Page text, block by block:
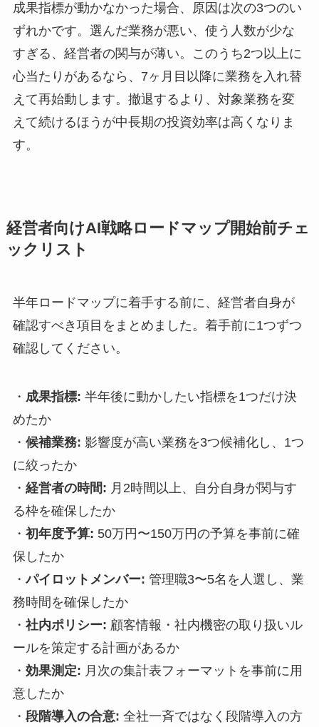
成果指標が動かなかった場合、原因は次の3つのい
ずれかです。選んだ業務が悪い、使う人数が少な
すぎる、経営者の関与が薄い。このうち2つ以上に
心当たりがあるなら、7ヶ月目以降に業務を入れ替
えて再始動します。撤退するより、対象業務を変
えて続けるほうが中長期の投資効率は高くなりま
す。
経営者向けAI戦略ロードマップ開始前チェ
ックリスト
半年ロードマップに着手する前に、経営者自身が
確認すべき項目をまとめました。着手前に1つずつ
確認してください。
・ 成果指標: 半年後に動かしたい指標を1つだけ決
めたか
・ 候補業務: 影響度が高い業務を3つ候補化し、1つ
に絞ったか
・ 経営者の時間: 月2時間以上、自分自身が関与す
る枠を確保したか
・ 初年度予算: 50万円〜150万円の予算を事前に確
保したか
・パイロットメンバー: 管理職3〜5名を人選し、業
務時間を確保したか
・ 社内ポリシー: 顧客情報・社内機密の取り扱いル
ールを策定する計画があるか
・ 効果測定: 月次の集計表フォーマットを事前に用
意したか
・ 段階導入の合意: 全社一斉ではなく段階導入の方